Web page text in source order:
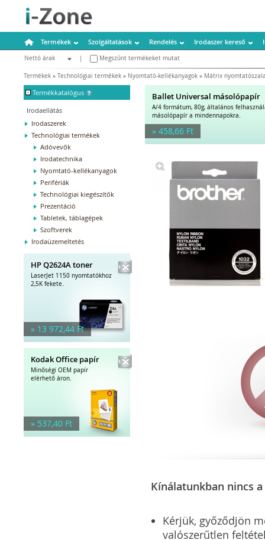
Termékek Szolgáltatások Rendelés Irodaszer kereső
Nettó árak
Megszűnt termékeket mutat
Termékek » Technológiai termékek » Nyomtató-kellékanyagok » Mátrix
- Termékkatalógus
Irodaellátás
Irodaszerek
Technológiai termékek
Adóvevők
Irodatechnika
Nyomtató-kellékanyagok
Perifériák
Technológiai kiegészítők
Prezentáció
Tabletek, táblagépek
Szoftverek
Irodaüzemeltetés
HP Q2624A toner
LaserJet 1150 nyomtatókhoz
2,5K fekete.
» 13 972,44 Ft
Kodak Office papír
Minőségi OEM papír
elérhető áron.
» 537,40 Ft
Ballet Universal másolópapír
A/4 formátum, 80g, általános
másolópapír a mindennapokra.
» 458,66 Ft
Kínálatunkban nincs
Kérjük, győződjön
valószerűtlen